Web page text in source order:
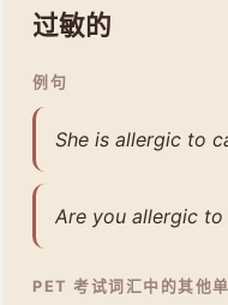
过敏的
例句
She is allergic to
Are you allergic
PET 考试词汇中的其他